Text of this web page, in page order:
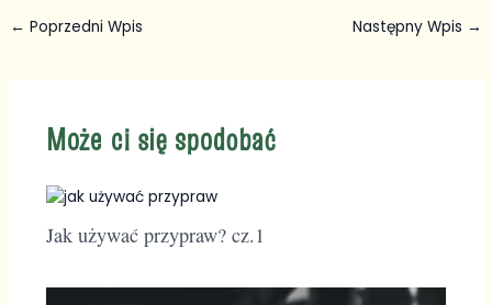
← Poprzedni Wpis Następny Wpis →
Może ci się spodobać
Jak używać przypraw? cz.1